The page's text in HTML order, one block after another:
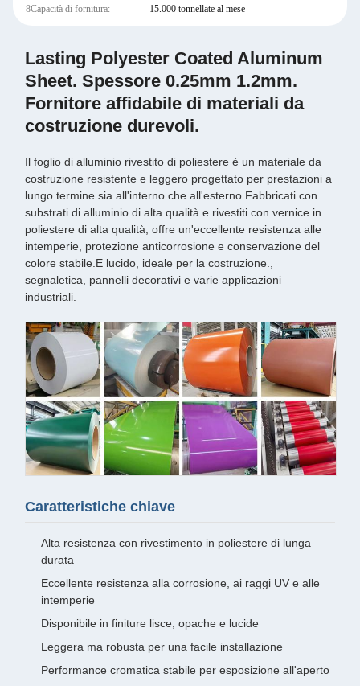
8Capacità di fornitura: 15.000 tonnellate al mese
Lasting Polyester Coated Aluminum
Sheet. Spessore 0.25mm 1.2mm.
Fornitore affidabile di materiali da
costruzione durevoli.
Il foglio di alluminio rivestito di poliestere è un materiale da
costruzione resistente e leggero progettato per prestazioni a
lungo termine sia all'interno che all'esterno.Fabbricati con
substrati di alluminio di alta qualità e rivestiti con vernice in
poliestere di alta qualità, offre un'eccellente resistenza alle
intemperie, protezione anticorrosione e conservazione del
colore stabile.E lucido, ideale per la costruzione.,
segnaletica, pannelli decorativi e varie applicazioni
industriali.
Caratteristiche chiave
Alta resistenza con rivestimento in poliestere di lunga
durata
Eccellente resistenza alla corrosione, ai raggi UV e alle
intemperie
Disponibile in finiture lisce, opache e lucide
Leggera ma robusta per una facile installazione
Performance cromatica stabile per esposizione all'aperto